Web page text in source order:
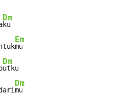
Dm
ku
Em
mu
Dm
utku
Dm
mu